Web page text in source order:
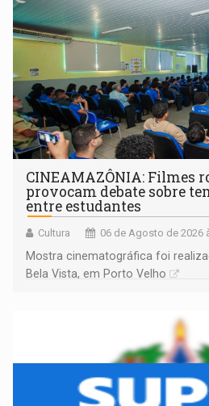
CINEAMAZÔNIA: Filmes
provocam debate sobre
entre estudantes
Cultura 06 de Agosto de 2026
Mostra cinematográfica foi
Bela Vista, em Porto Velho